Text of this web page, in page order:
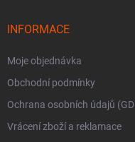
INFORMACE
Moje objednávka
Obchodní podmínky
Ochrana osobních údajů
Vrácení zboží a reklamace